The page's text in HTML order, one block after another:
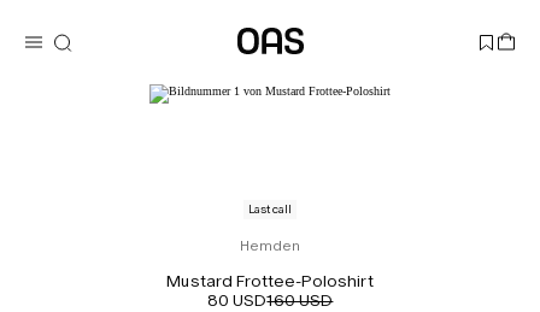
Last call
Hemden
Mustard Frottee-Poloshirt
80 USD160 USD